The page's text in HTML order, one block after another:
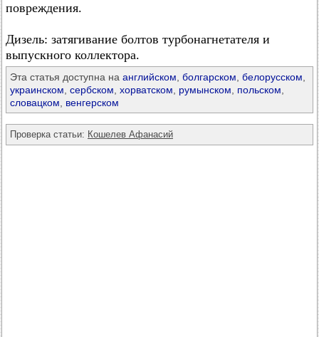
повреждения.
Дизель: затягивание болтов турбонагнетателя и
выпускного коллектора.
Эта статья доступна на английском болгарском белорусском
украинском сербском хорватском румынском польском
словацком
венгерском
Проверка статьи: Кошелев Афанасий